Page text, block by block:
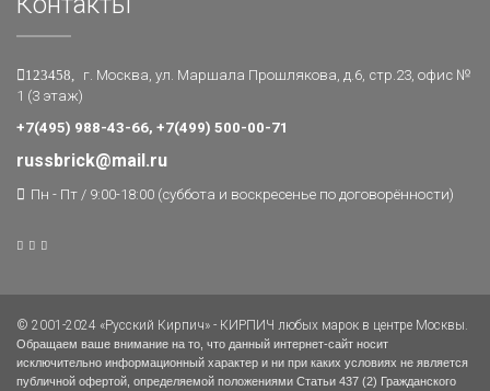
123458, г. Москва, ул. Маршала Прошлякова, д.6, стр.23, офис №
1 (3 этаж)
+7(495) 988-43-66, +7(499) 500-00-71
russbrick@mail.ru
Пн - Пт / 9:00-18:00 (суббота и воскресенье по договорённости)
© 2001-2024 «Русский Кирпич» - КИРПИЧ любых марок в центре Москвы.
Обращаем ваше внимание на то, что данный интернет-сайт носит
исключительно информационный характер и ни при каких условиях не является
публичной офертой, определяемой положениями Статьи 437 (2) Гражданского